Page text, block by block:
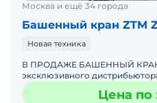
Москва и ещё 34 города
Башенный кран ZTM
Новая техника
В ПРОДАЖЕ БАШЕННЫЙ КРАН
эксклюзивного
ТОП-10 мировых
Комплектация кранЦена по